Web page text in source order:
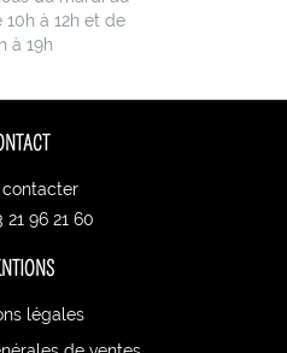
à 12h et de
à 19h
contacter
21 96 21 60
légales